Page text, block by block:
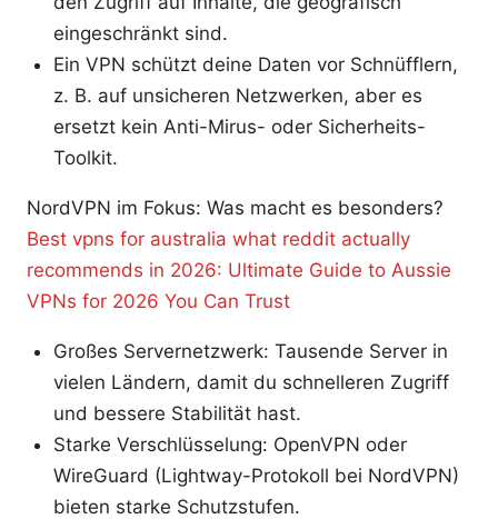
eingeschränkt sind.
Ein VPN schützt deine Daten vor Schnüfflern,
z. B. auf unsicheren Netzwerken, aber es
ersetzt kein Anti-Mirus- oder Sicherheits-
Toolkit.
NordVPN im Fokus: Was macht es besonders?
Best vpns for australia what reddit actually
recommends in 2026: Ultimate Guide to Aussie
VPNs for 2026 You Can Trust
Großes Servernetzwerk: Tausende Server in
vielen Ländern, damit du schnelleren Zugriff
und bessere Stabilität hast.
Starke Verschlüsselung: OpenVPN oder
WireGuard (Lightway-Protokoll bei NordVPN)
bieten starke Schutzstufen.